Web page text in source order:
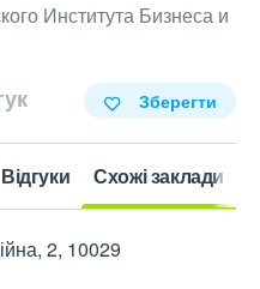
Института Бизнеса и
Зберегти
Відгуки Схожі заклади
2, 10029